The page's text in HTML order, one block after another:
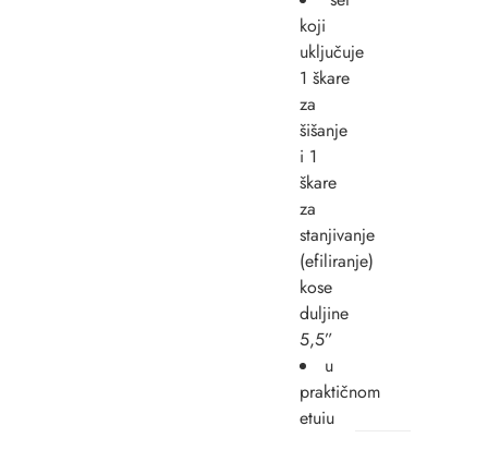
koji
uključuje
1 škare
za
šišanje
i 1
škare
za
stanjivanje
(efiliranje)
kose
duljine
5,5”
u
praktičnom
etuiu